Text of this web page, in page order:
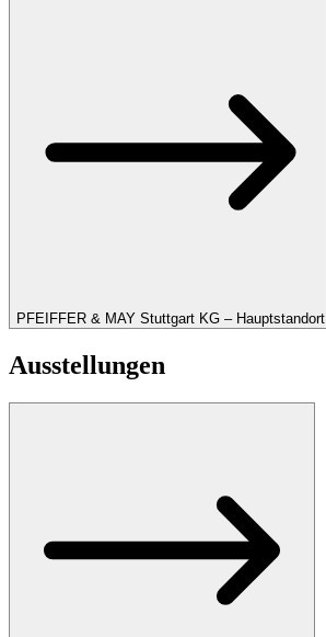
PFEIFFER & MAY Stuttgart KG – Hauptstandort
Ausstellungen